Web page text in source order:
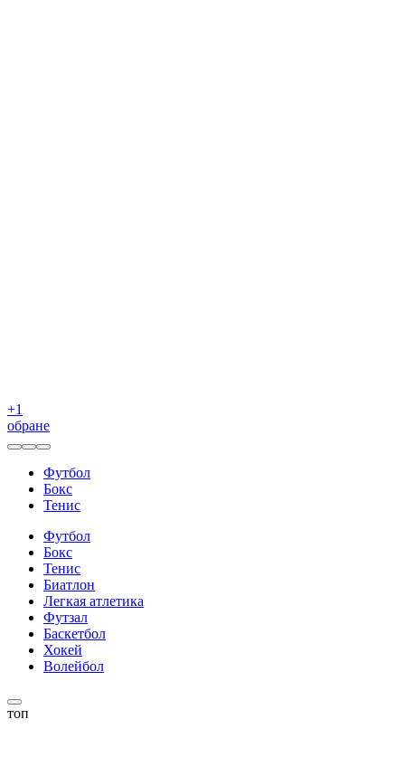
+1
обране
Футбол
Бокс
Тенис
Футбол
Бокс
Тенис
Биатлон
Легкая атлетика
Футзал
Баскетбол
Хокей
Волейбол
топ